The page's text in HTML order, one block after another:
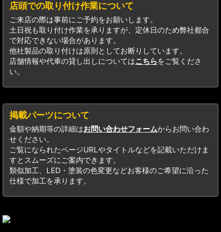
店頭での取り付け作業について
ご来店の際は事前にご予約をお願いします。
土日祝も取り付け作業を承りますが、定休日のため弊社都合
で対応できない場合があります。
他社製品の取り付けは原則としてお断りしています。
店舗情報や代車の貸し出しについてはこちらをご覧くださ
い。
掲載パーツについて
金額や納期等の詳細はお問い合わせフォームからお問い合わ
せください。
ご覧になられたページURLやタイトルなどを記載いただけま
すとスムーズにご案内できます。
類似加工、LED・塗装の色変更などお客様のご希望に沿った
仕様で加工を承ります。